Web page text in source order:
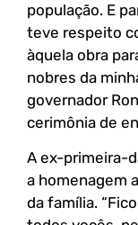
população. E
teve respeito
àquela obra
nobres da
governador
cerimônia de
A ex-primeira-
a homenagem
da família.